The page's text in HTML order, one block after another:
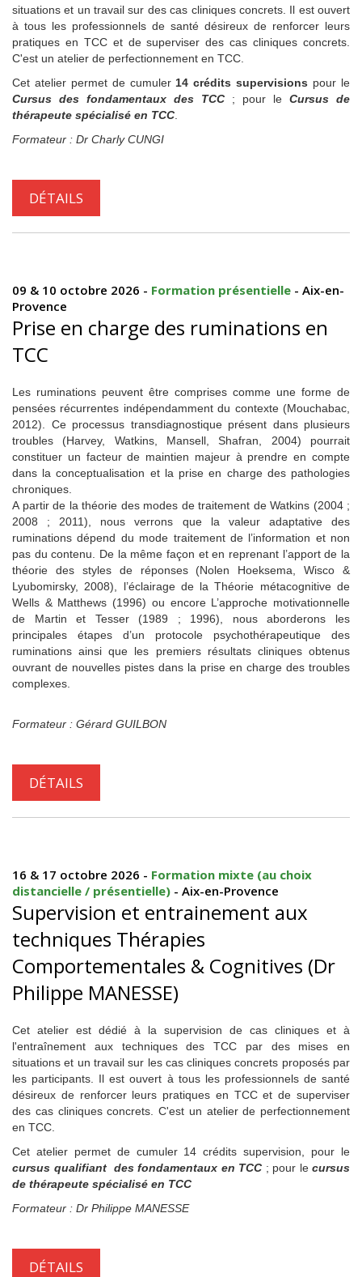
situations et un travail sur des cas cliniques concrets. Il est ouvert
à tous les professionnels de santé désireux de renforcer leurs
pratiques en TCC et de superviser des cas cliniques concrets.
C'est un atelier de perfectionnement en TCC.
Cet atelier permet de cumuler 14 crédits supervisions pour le
Cursus des fondamentaux des TCC ; pour le Cursus de
thérapeute spécialisé en TCC
Formateur : Dr Charly CUNGI
DÉTAILS
09 & 10 octobre 2026 - Formation présentielle - Aix-en-
Provence
Prise en charge des ruminations en
TCC
Les ruminations peuvent être comprises comme une forme de
pensées récurrentes indépendamment du contexte (Mouchabac,
2012). Ce processus transdiagnostique présent dans plusieurs
troubles (Harvey, Watkins, Mansell, Shafran, 2004) pourrait
constituer un facteur de maintien majeur à prendre en compte
dans la conceptualisation et la prise en charge des pathologies
chroniques.
A partir de la théorie des modes de traitement de Watkins (2004 ;
2008 ; 2011), nous verrons que la valeur adaptative des
ruminations dépend du mode traitement de l’information et non
pas du contenu. De la même façon et en reprenant l’apport de la
théorie des styles de réponses (Nolen Hoeksema, Wisco &
Lyubomirsky, 2008), l’éclairage de la Théorie métacognitive de
Wells & Matthews (1996) ou encore L’approche motivationnelle
de Martin et Tesser (1989 ; 1996), nous aborderons les
principales étapes d’un protocole psychothérapeutique des
ruminations ainsi que les premiers résultats cliniques obtenus
ouvrant de nouvelles pistes dans la prise en charge des troubles
complexes.
Formateur : Gérard GUILBON
DÉTAILS
16 & 17 octobre 2026 - Formation mixte (au choix
distancielle / présentielle) - Aix-en-Provence
Supervision et entrainement aux
techniques Thérapies
Comportementales & Cognitives (Dr
Philippe MANESSE)
Cet atelier est dédié à la supervision de cas cliniques et à
l'entraînement aux techniques des TCC par des mises en
situations et un travail sur les cas cliniques concrets proposés par
les participants. Il est ouvert à tous les professionnels de santé
désireux de renforcer leurs pratiques en TCC et de superviser
des cas cliniques concrets. C'est un atelier de perfectionnement
en TCC.
Cet atelier permet de cumuler 14 crédits supervision, pour le
cursus qualifiant des fondamentaux en TCC ; pour le cursus
de thérapeute spécialisé en TCC
Formateur : Dr Philippe MANESSE
DÉTAILS